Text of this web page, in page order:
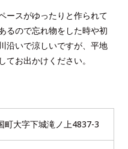
ースがゆったりと作られて
るので忘れ物をした時や初
川沿いで涼しいですが、平地
お出かけください。
町大字下城滝ノ上4837-3